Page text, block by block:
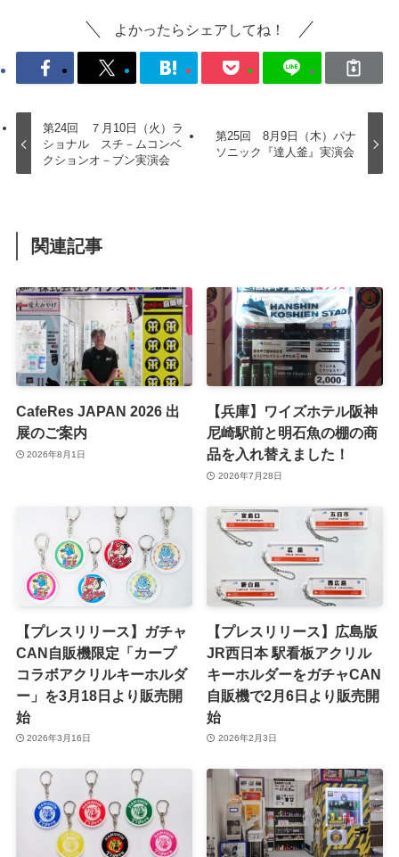
よかったらシェアしてね！
第24回 ７月10日（火）ラ
ショナル スチ－ムコンベ
クションオ－ブン実演会
第25回 8月9日（木）パナ
ソニック『達人釜』実演会
関連記事
CafeRes JAPAN 2026 出
展のご案内
2026年8月1日
【兵庫】ワイズホテル阪神
尼崎駅前と明石魚の棚の商
品を入れ替えました！
2026年7月28日
【プレスリリース】ガチャ
CAN自販機限定「カープ
コラボアクリルキーホルダ
ー」を3月18日より販売開
始
2026年3月16日
【プレスリリース】広島版
JR西日本 駅看板アクリル
キーホルダーをガチャCAN
自販機で2月6日より販売開
始
2026年2月3日